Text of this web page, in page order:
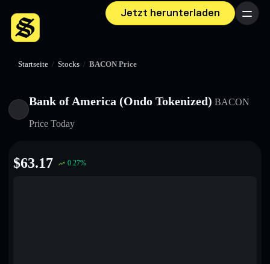
Jetzt herunterladen Menü
Startseite / Stocks / BACON Price
Bank of America (Ondo Tokenized) BACON
Price Today
$63.17 0.27%